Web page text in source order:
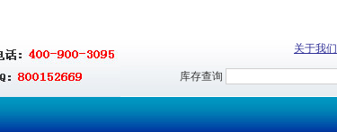
关于我们
库存查询